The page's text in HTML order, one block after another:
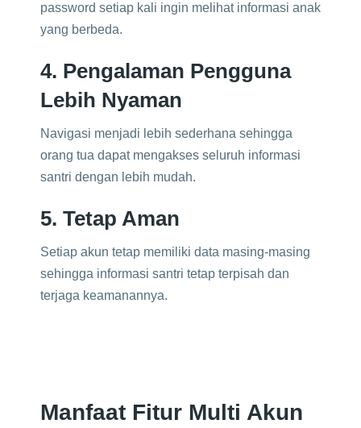
password setiap kali ingin melihat informasi anak
yang berbeda.
4. Pengalaman Pengguna
Lebih Nyaman
Navigasi menjadi lebih sederhana sehingga
orang tua dapat mengakses seluruh informasi
santri dengan lebih mudah.
5. Tetap Aman
Setiap akun tetap memiliki data masing-masing
sehingga informasi santri tetap terpisah dan
terjaga keamanannya.
Manfaat Fitur Multi Akun